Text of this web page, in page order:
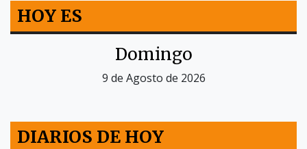
HOY ES
Domingo
9 de Agosto de 2026
DIARIOS DE HOY